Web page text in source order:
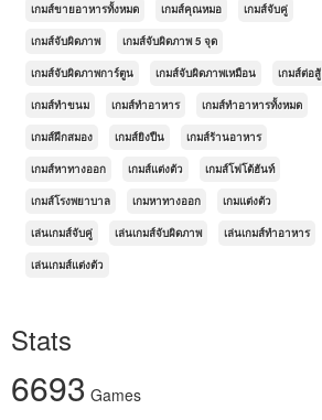
เกมส์ขายอาหารทั้งหมด เกมส์คุณหมอ เกมส์จับคู่
เกมส์จับผิดภาพ เกมส์จับผิดภาพ 5 จุด
เกมส์จับผิดภาพการ์ตูน เกมส์จับผิดภาพเหมือน เกมส์ต่อสู้
เกมส์ทำขนม เกมส์ทำอาหาร เกมส์ทำอาหารทั้งหมด
เกมส์ฝึกสมอง เกมส์ยิงปืน เกมส์ร้านอาหาร
เกมส์หาทางออก เกมส์แต่งตัว เกมส์โฟโต้ฮันท์
เกมส์โรงพยาบาล เกมหาทางออก เกมแต่งตัว
เล่นเกมส์จับคู่ เล่นเกมส์จับผิดภาพ เล่นเกมส์ทำอาหาร
เล่นเกมส์แต่งตัว
Stats
6693 Games